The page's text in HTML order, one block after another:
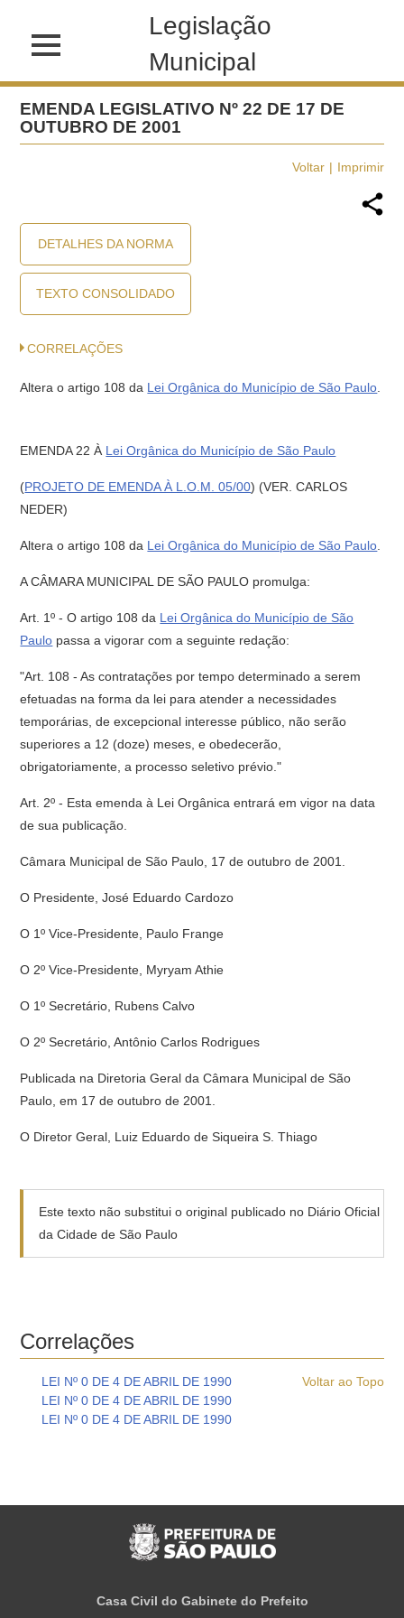
Legislação
Municipal
EMENDA LEGISLATIVO Nº 22 DE 17 DE
OUTUBRO DE 2001
Voltar Imprimir
DETALHES DA NORMA
TEXTO CONSOLIDADO
CORRELAÇÕES
Altera o artigo 108 da Lei Orgânica do Município de São Paulo
EMENDA 22 À Lei Orgânica do Município de São Paulo
(PROJETO DE EMENDA À L.O.M. 05/00) (VER. CARLOS
NEDER)
Altera o artigo 108 da Lei Orgânica do Município de São Paulo
A CÂMARA MUNICIPAL DE SÃO PAULO promulga:
Art. 1º - O artigo 108 da Lei Orgânica do Município de São
Paulo passa a vigorar com a seguinte redação:
"Art. 108 - As contratações por tempo determinado a serem
efetuadas na forma da lei para atender a necessidades
temporárias, de excepcional interesse público, não serão
superiores a 12 (doze) meses, e obedecerão,
obrigatoriamente, a processo seletivo prévio."
Art. 2º - Esta emenda à Lei Orgânica entrará em vigor na data
de sua publicação.
Câmara Municipal de São Paulo, 17 de outubro de 2001.
O Presidente, José Eduardo Cardozo
O 1º Vice-Presidente, Paulo Frange
O 2º Vice-Presidente, Myryam Athie
O 1º Secretário, Rubens Calvo
O 2º Secretário, Antônio Carlos Rodrigues
Publicada na Diretoria Geral da Câmara Municipal de São
Paulo, em 17 de outubro de 2001.
O Diretor Geral, Luiz Eduardo de Siqueira S. Thiago
Este texto não substitui o original publicado no Diário Oficial
da Cidade de São Paulo
Correlações
Voltar ao Topo
LEI Nº 0 DE 4 DE ABRIL DE 1990
LEI Nº 0 DE 4 DE ABRIL DE 1990
LEI Nº 0 DE 4 DE ABRIL DE 1990
Casa Civil do Gabinete do Prefeito